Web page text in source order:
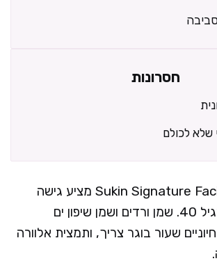
חסרונות
שלא לכולם
Sukin Signature Facial Moisturiser מציע גישה
טבעית לטיפוח בגיל 40. שמן ורדים ושמן שיפון ים
שעור בוגר צריך, ותמצית אלוורה